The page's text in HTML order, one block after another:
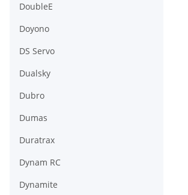
DoubleE
Doyono
DS Servo
Dualsky
Dubro
Dumas
Duratrax
Dynam RC
Dynamite